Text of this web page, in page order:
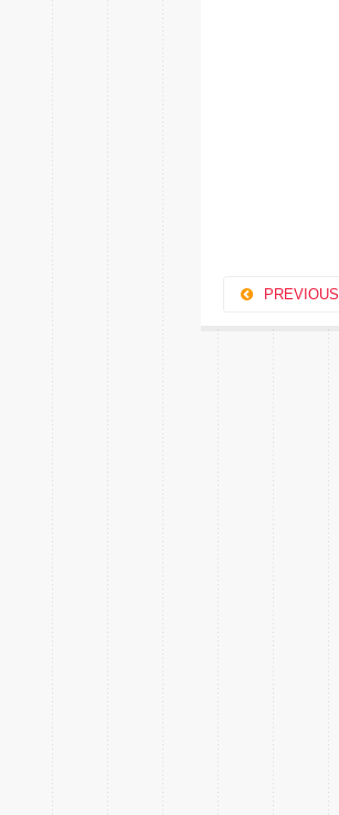
PREVIOUS